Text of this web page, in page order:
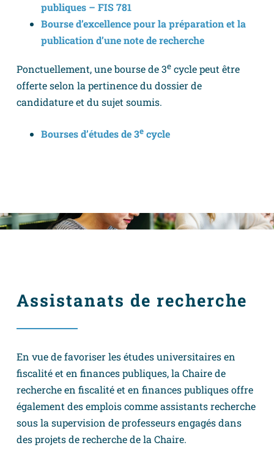
publiques – FIS 781
Bourse d’excellence pour la préparation et la
publication d’une note de recherche
Ponctuellement, une bourse de 3ecycle peut être
offerte selon la pertinence du dossier de
candidature et du sujet soumis.
Bourses d’études de 3ecycle
Assistanats de recherche
En vue de favoriser les études universitaires en
fiscalité et en finances publiques, la Chaire de
recherche en fiscalité et en finances publiques offre
également des emplois comme assistants recherche
sous la supervision de professeurs engagés dans
des projets de recherche de la Chaire.